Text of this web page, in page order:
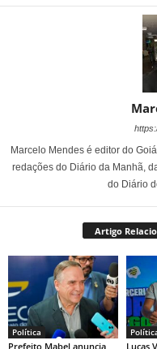
Marcelo Mendes é editor do
redações do Diário da Manhã,
do Diário
Artigo
Política
Prefeito Mabel anuncia Lucas